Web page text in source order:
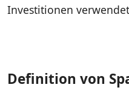
Investitionen
Definition von